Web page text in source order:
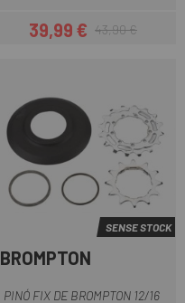
Preu
39,99 €Preu regular
43,90 €
SENSE STOCK
BROMPTON
PINÓ FIX DE BROMPTON 12/16